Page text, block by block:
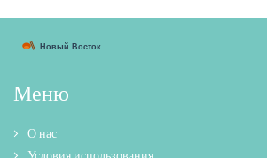
Меню
О нас